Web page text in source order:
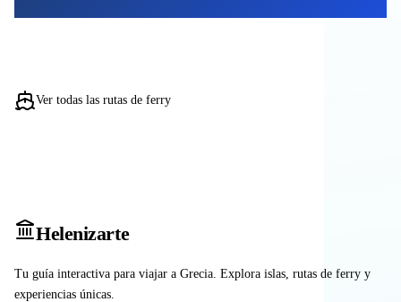
Ver todas las rutas de ferry
Helenizarte
Tu guía interactiva para viajar a Grecia. Explora islas, rutas de ferry y
experiencias únicas.